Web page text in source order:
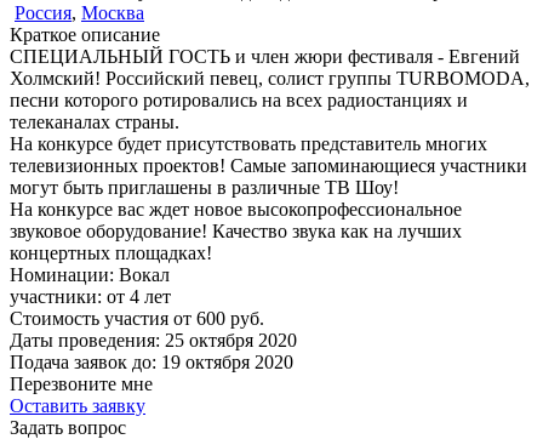
Россия, Москва
Краткое описание
СПЕЦИАЛЬНЫЙ ГОСТЬ и член жюри фестиваля - Евгений
Холмский! Российский певец, солист группы TURBOMODA,
песни которого ротировались на всех радиостанциях и
телеканалах страны.
На конкурсе будет присутствовать представитель многих
телевизионных проектов! Самые запоминающиеся участники
могут быть приглашены в различные ТВ Шоу!
На конкурсе вас ждет новое высокопрофессиональное
звуковое оборудование! Качество звука как на лучших
концертных площадках!
Номинации: Вокал
участники: от 4 лет
Стоимость участия от 600 руб.
Даты проведения: 25 октября 2020
Подача заявок до: 19 октября 2020
Перезвоните мне
Оставить заявку
Задать вопрос